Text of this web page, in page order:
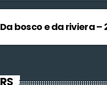
Da bosco e da riviera –